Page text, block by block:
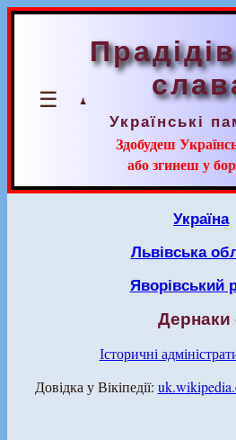
☰
Українські
Здобудеш
або згинеш у
Україна
Львівська
Яворівський
Дернаки
Історичні
Довідка у Вікіпедії: